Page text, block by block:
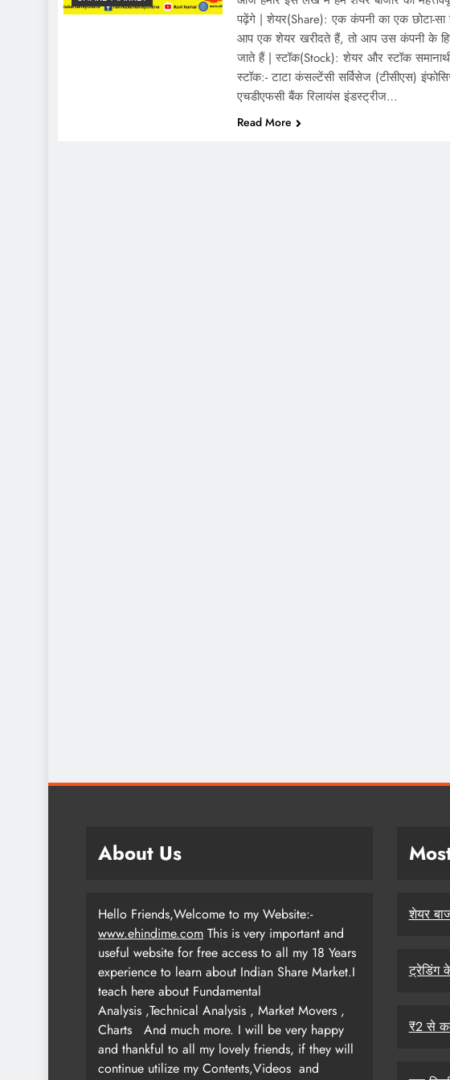
पढ़ेंगे | शेयर(Share): एक कंपनी का एक छोटा-सा
आप एक शेयर खरीदते हैं, तो आप उस कंपनी के
जाते हैं | स्टॉक(Stock): शेयर और स्टॉक
स्टॉक:- टाटा कंसल्टेंसी सर्विसेज (टीसीएस)
एचडीएफसी बैंक रिलायंस इंडस्ट्रीज…
Read More
About Us
Hello Friends,Welcome to my Website:-
www.ehindime.com This is very important and
useful website for free access to all my 18 Years
experience to learn about Indian Share Market.I
teach here about Fundamental
Analysis ,Technical Analysis , Market Movers ,
Charts
And much more. I will be very happy
and thankful to all my lovely friends, if they will
continue utilize my Contents,Videos and
शेयर
ट्रेडिंग
₹2 से